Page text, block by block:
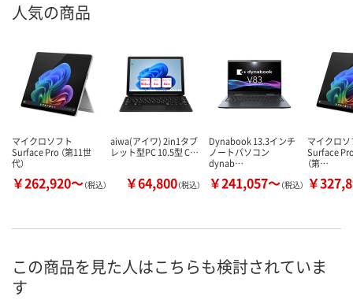
人気の商品
マイクロソフト
Surface Pro （第11世
代）
￥262,920～（税込）
aiwa(アイワ) 2in1タブ
レット型PC 10.5型 C…
￥64,800（税込）
Dynabook 13.3インチ
ノートパソコン
dynab…
￥241,057～（税込）
マイクロ
Surface
（第…
￥
この商品を見た人はこちらも検討されていま
す